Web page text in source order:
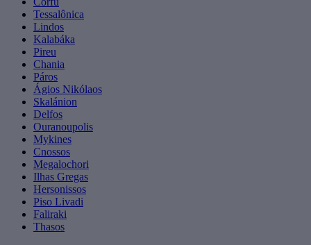
Tessalônica
Lindos
Kalabáka
Pireu
Chania
Páros
Ágios Nikólaos
Skalánion
Delfos
Ouranoupolis
Mykines
Cnossos
Megalochori
Ilhas Gregas
Hersonissos
Piso Livadi
Faliraki
Thasos